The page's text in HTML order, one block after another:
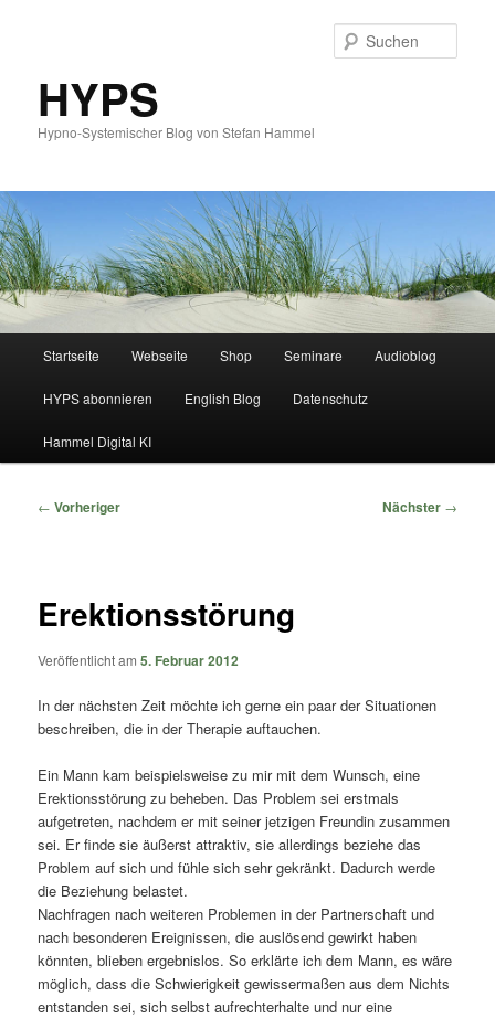
HYPS
Hypno-Systemischer Blog von Stefan Hammel
Zum
primären
Inhalt
springen
Zum
sekundären
Inhalt
springen
Startseite Webseite Shop Seminare Audioblog
HYPS abonnieren English Blog Datenschutz
Hammel Digital KI
Beitragsnavigation
← Vorheriger Nächster →
Erektionsstörung
Veröffentlicht am5. Februar 2012
In der nächsten Zeit möchte ich gerne ein paar der Situationen
beschreiben, die in der Therapie auftauchen.
Ein Mann kam beispielsweise zu mir mit dem Wunsch, eine
Erektionsstörung zu beheben. Das Problem sei erstmals
aufgetreten, nachdem er mit seiner jetzigen Freundin zusammen
sei. Er finde sie äußerst attraktiv, sie allerdings beziehe das
Problem auf sich und fühle sich sehr gekränkt. Dadurch werde
die Beziehung belastet.
Nachfragen nach weiteren Problemen in der Partnerschaft und
nach besonderen Ereignissen, die auslösend gewirkt haben
könnten, blieben ergebnislos. So erklärte ich dem Mann, es wäre
möglich, dass die Schwierigkeit gewissermaßen aus dem Nichts
entstanden sei, sich selbst aufrechterhalte und nur eine